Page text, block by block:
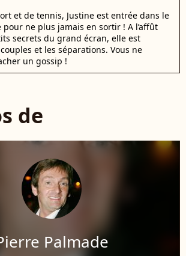
et de tennis, Justine est entrée dans le
ne plus jamais en sortir ! A l’affût
secrets du grand écran, elle est
et les séparations. Vous ne
un gossip !
de
Palmade